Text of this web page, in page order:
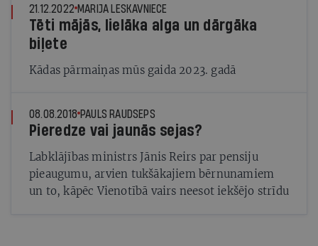
21.12.2022 MARIJA LESKAVNIECE
Tēti mājās, lielāka alga un dārgāka
biļete
Kādas pārmaiņas mūs gaida 2023. gadā
08.08.2018 PAULS RAUDSEPS
Pieredze vai jaunās sejas?
Labklājības ministrs Jānis Reirs par pensiju
pieaugumu, arvien tukšākajiem bērnunamiem
un to, kāpēc Vienotībā vairs neesot iekšējo strīdu